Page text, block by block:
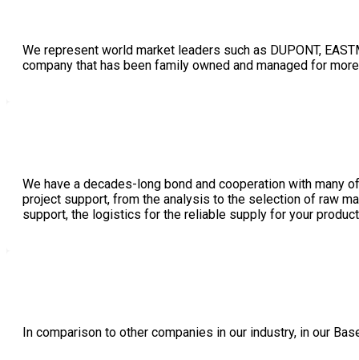
We represent world market leaders such as DUPONT,
company that has been family owned and managed for
We have a decades-long bond and cooperation with
project support, from the analysis to the selection of raw
support, the logistics for the reliable supply for your
In comparison to other companies in our industry, in our